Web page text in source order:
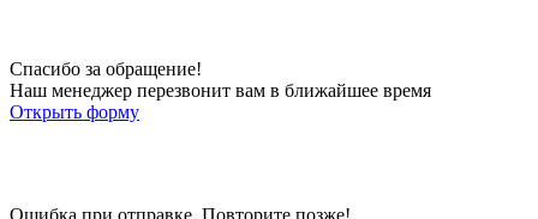
Спасибо за обращение!
Наш менеджер перезвонит вам в ближайшее время
Открыть форму
Ошибка при отправке. Повторите позже!